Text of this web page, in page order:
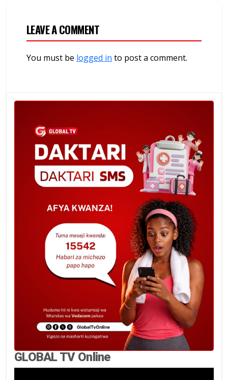
LEAVE A COMMENT
You must be logged in to post a comment.
GLOBAL TV Online